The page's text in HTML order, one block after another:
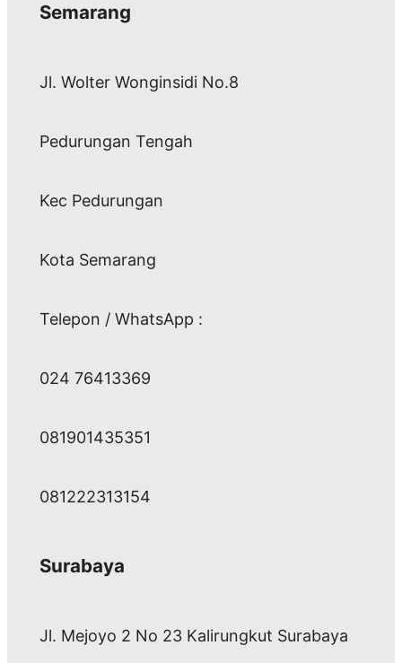
Semarang
Jl. Wolter Wonginsidi No.8
Pedurungan Tengah
Kec Pedurungan
Kota Semarang
Telepon / WhatsApp :
024 76413369
081901435351
081222313154
Surabaya
Jl. Mejoyo 2 No 23 Kalirungkut Surabaya